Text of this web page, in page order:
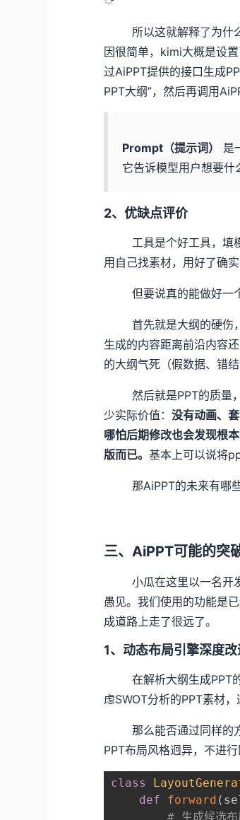
所以这就解释了为什么
因很简单，kimi大概是设
过AiPPT提供的接口生成
PPT大纲”，然后再调用
Prompt（提示词）
是
它告诉模型用户想要什
2、优缺点评价
工具是个好工具，填模
用自己找素材，用好了确
但要说真的能做好一个
首先就是大纲的硬伤，
生成的内容距离前沿内容
的大纲气死（假数据、错结
然后就是PPT的质量，
少实际价值：没有动画、
哪怕后期修改也会发现根
版而已。基本上可以说将
那AiPPT的未来有哪些
三、AiPPT可能的突
小瓜在这里以一名开发
愚见。我们使用的功能是
成道路上走了很远了。
1、动态布局引擎深度改
在解析大纲生成PPT的
虑SWOT分析的PPT素材
那么能否通过同样的方
PPT布局风格迥异，不进
class
def
forward (
# 生成候选布